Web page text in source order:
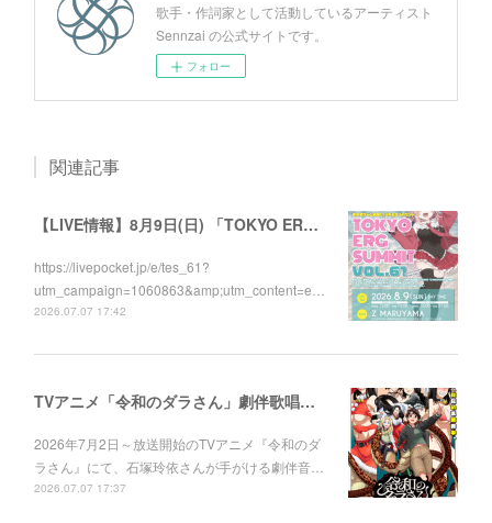
歌手・作詞家として活動しているアーティスト
Sennzai の公式サイトです。
フォロー
関連記事
【LIVE情報】8月9日(日) 「TOKYO ERG SUMMIT VOL.61」に出演します！
https://livepocket.jp/e/tes_61?
utm_campaign=1060863&amp;utm_content=e…
2026.07.07 17:42
TVアニメ「令和のダラさん」劇伴歌唱しました！
2026年7月2日～放送開始のTVアニメ『令和のダ
ラさん』にて、石塚玲依さんが手がける劇伴音…
2026.07.07 17:37